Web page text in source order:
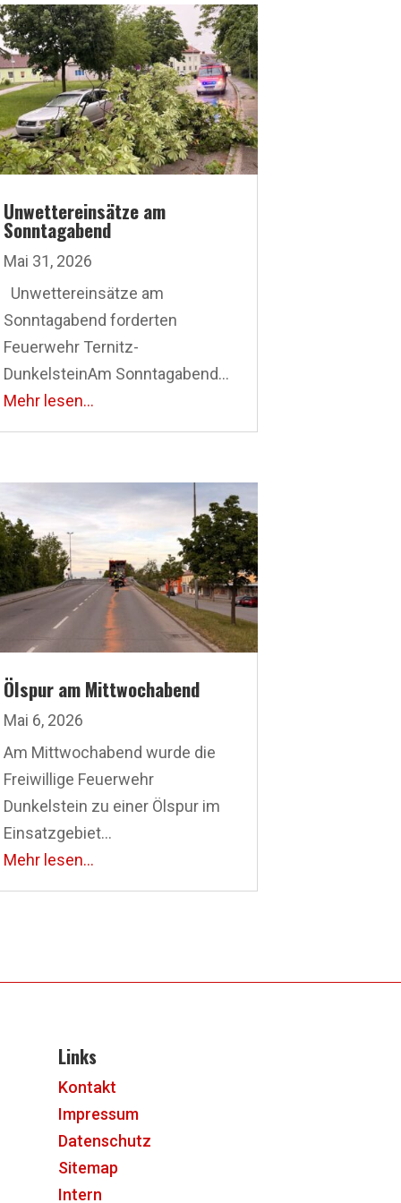
Unwettereinsätze am
Sonntagabend
Mai 31, 2026
Unwettereinsätze am
Sonntagabend forderten
Feuerwehr Ternitz-
DunkelsteinAm Sonntagabend...
Mehr lesen...
Ölspur am Mittwochabend
Mai 6, 2026
Am Mittwochabend wurde die
Freiwillige Feuerwehr
Dunkelstein zu einer Ölspur im
Einsatzgebiet...
Mehr lesen...
Links
Kontakt
Impressum
Datenschutz
Sitemap
Intern